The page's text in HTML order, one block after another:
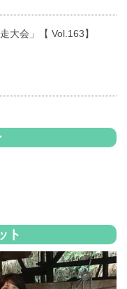
大会」【 Vol.163】
ト